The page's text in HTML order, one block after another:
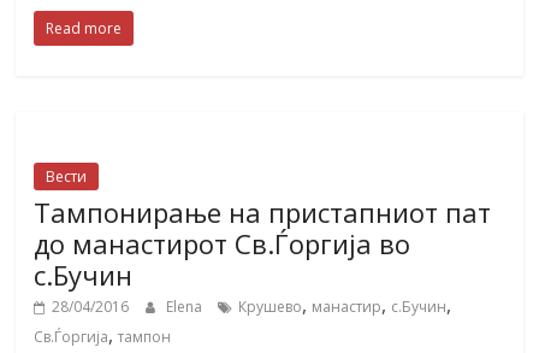
Read more
Вести
Тампонирање на пристапниот пат
до манастирот Св.Ѓоргија во
с.Бучин
28/04/2016 Elena Крушево, манастир, с.Бучин,
Св.Ѓоргија,тампон